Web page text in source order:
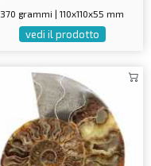
370 grammi | 110x110x55 mm
vedi il prodotto